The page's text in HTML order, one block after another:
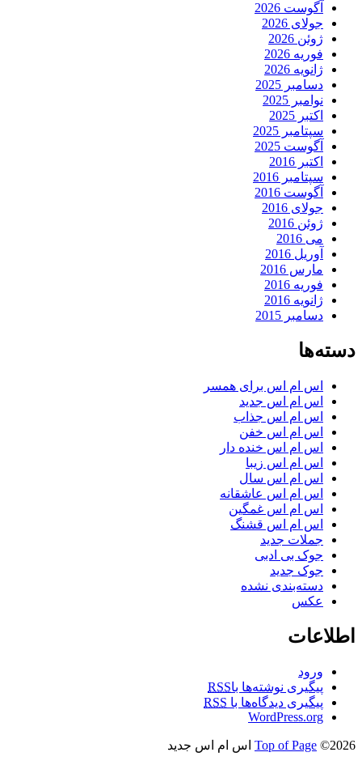
آگوست 2026
جولای 2026
ژوئن 2026
فوریه 2026
ژانویه 2026
دسامبر 2025
نوامبر 2025
اکتبر 2025
سپتامبر 2025
آگوست 2025
اکتبر 2016
سپتامبر 2016
آگوست 2016
جولای 2016
ژوئن 2016
می 2016
آوریل 2016
مارس 2016
فوریه 2016
ژانویه 2016
دسامبر 2015
دسته‌ها
اس ام اس برای همسر
اس ام اس جدید
اس ام اس جذاب
اس ام اس خفن
اس ام اس خنده دار
اس ام اس زیبا
اس ام اس سال
اس ام اس عاشقانه
اس ام اس غمگین
اس ام اس قشنگ
جملات جدید
جوک بی ادبی
جوک جدید
دسته‌بندی نشده
عکس
اطلاعات
ورود
پیگیری نوشته‌ها باRSS
پیگیری دیدگاه‌ها با RSS
WordPress.org
Top of Page ©2026 اس ام اس جدید